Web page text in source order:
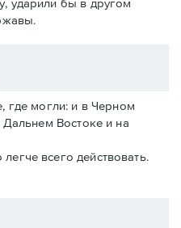
ударили бы в другом
где могли: и в Черном
Востоке и на
всего действовать.